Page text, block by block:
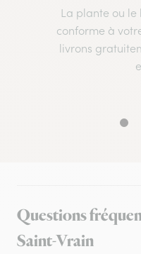
La plante ou le
conforme à
livrons
Questions
Saint-Vrain